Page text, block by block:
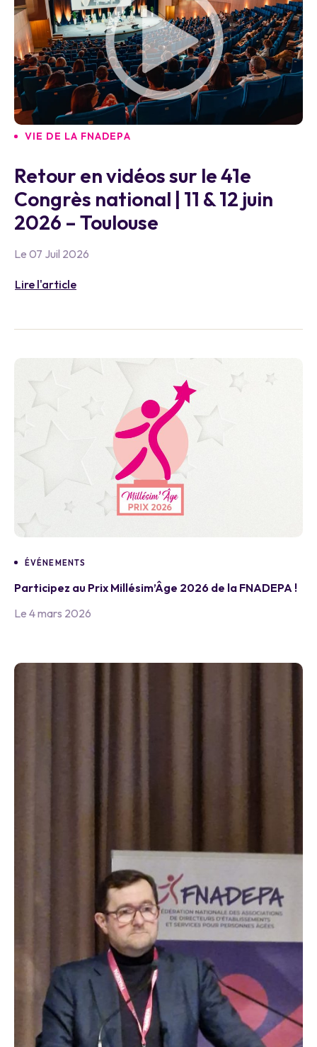
VIE DE LA FNADEPA
Retour en vidéos sur le 41e
Congrès national | 11 & 12 juin
2026 – Toulouse
Le 07 Juil 2026
Lire l'article
ÉVÉNEMENTS
Participez au Prix Millésim’Âge 2026 de la FNADEPA !
Le 4 mars 2026